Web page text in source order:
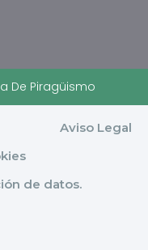
De Piragüismo
Aviso Legal
de datos.